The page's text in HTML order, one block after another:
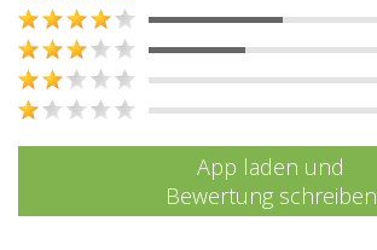
App laden und
Bewertung schreiben